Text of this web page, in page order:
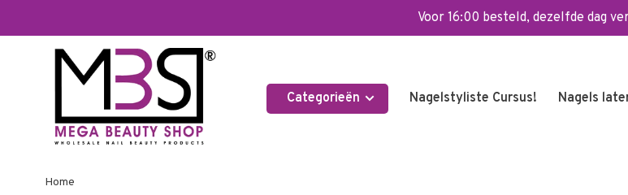
Voor 16:00 besteld, dezelfde dag
Categorieën Nagelstyliste Cursus! Nagels
Home